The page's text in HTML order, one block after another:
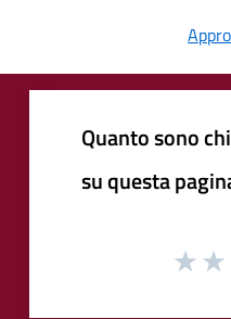
Quanto sono
su questa